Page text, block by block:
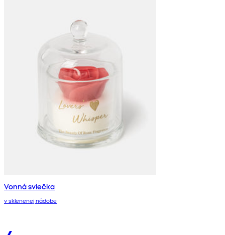
Vonná sviečka
v sklenenej nádobe